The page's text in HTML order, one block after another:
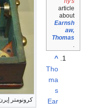
كرونومتر
article
about
Earnsh
aw,
Thomas
.
^
Tho
ma
s
Ear